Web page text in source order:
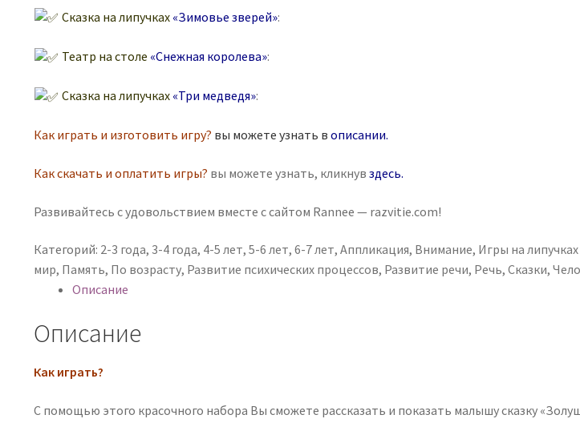
Сказка на липучках «Зимовье зверей»:
Театр на столе «Снежная королева»:
Сказка на липучках «Три медведя»:
Как играть и изготовить игру? вы можете узнать в описании.
Как скачать и оплатить игры? вы можете узнать, кликнув здесь.
Развивайтесь с удовольствием вместе с сайтом Rannee — razvitie.com!
Категорий: 2-3 года, 3-4 года, 4-5 лет, 5-6 лет, 6-7 лет, Аппликация, Внимание, Игры на
мир, Память, По возрасту, Развитие психических процессов, Развитие речи, Речь, Сказки,
Описание
Описание
Как играть?
С помощью этого красочного набора Вы сможете рассказать и показать малышу сказку